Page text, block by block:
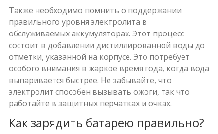
Также необходимо помнить о поддержании
правильного уровня электролита в
обслуживаемых аккумуляторах. Этот процесс
состоит в добавлении дистиллированной воды до
отметки, указанной на корпусе. Это потребует
особого внимания в жаркое время года, когда вода
выпаривается быстрее. Не забывайте, что
электролит способен вызывать ожоги, так что
работайте в защитных перчатках и очках.
Как зарядить батарею правильно?